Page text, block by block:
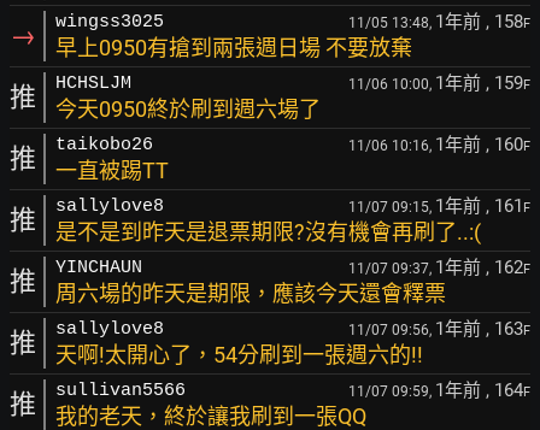
→ wingss3025 11/05 13:48, 1年前 , 158F
早上0950有搶到兩張週日場 不要放棄
推 HCHSLJM 11/06 10:00, 1年前 , 159F
今天0950終於刷到週六場了
推 taikobo26 11/06 10:16, 1年前 , 160F
一直被踢TT
推 sallylove8 11/07 09:15, 1年前 , 161 F
是不是到昨天是退票期限?沒有機會再刷了..:(
推 YINCHAUN 11/07 09:37, 1年前 , 162F
周六場的昨天是期限，應該今天還會釋票
推 sallylove8 11/07 09:56, 1年前 , 163F
天啊!太開心了，54分刷到一張週六的!!
推 sullivan5566 11/07 09:59, 1年前 , 164F
我的老天，終於讓我刷到一張QQ